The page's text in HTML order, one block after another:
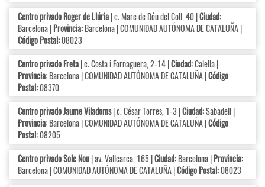
Centro privado Roger de Llúria| c. Mare de Déu del Coll, 40 |Ciudad:
Barcelona |Provincia:Barcelona | COMUNIDAD AUTÓNOMA DE CATALUÑA |
Código Postal:08023
Centro privado Freta| c. Costa i Fornaguera, 2-14 |Ciudad:Calella |
Provincia:Barcelona | COMUNIDAD AUTÓNOMA DE CATALUÑA |Código
Postal:08370
Centro privado Jaume Viladoms| c. César Torres, 1-3 |Ciudad:Sabadell |
Provincia:Barcelona | COMUNIDAD AUTÓNOMA DE CATALUÑA |Código
Postal:08205
Centro privado Solc Nou| av. Vallcarca, 165 |Ciudad:Barcelona |Provincia:
Barcelona | COMUNIDAD AUTÓNOMA DE CATALUÑA |Código Postal:08023